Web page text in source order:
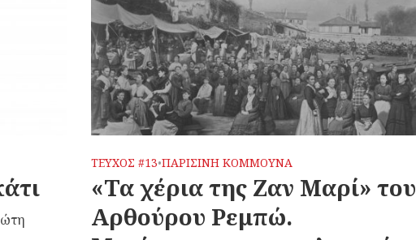
ΤΕΥΧΟΣ #13•ΠΑΡΙΣΙΝΗ ΚΟΜΜΟΥΝΑ
«Τα χέρια της Ζαν Μαρί» του
Αρθούρου Ρεμπώ.